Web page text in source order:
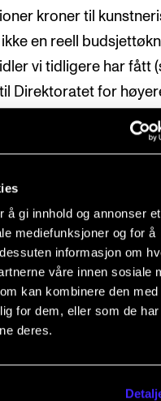
å gi innhold og annonser et
mediefunksjoner og for å
informasjon om
våre innen sosiale
kan kombinere den med
for dem, eller som de
deres.
kroner til
en reell
vi tidligere har fått
Direktoratet for
(HK-dir). Disse
til det nå
direkte til NMH og
midler til kunstnerisk
på budsjettet:
på 3,8
varslede kutt om ble